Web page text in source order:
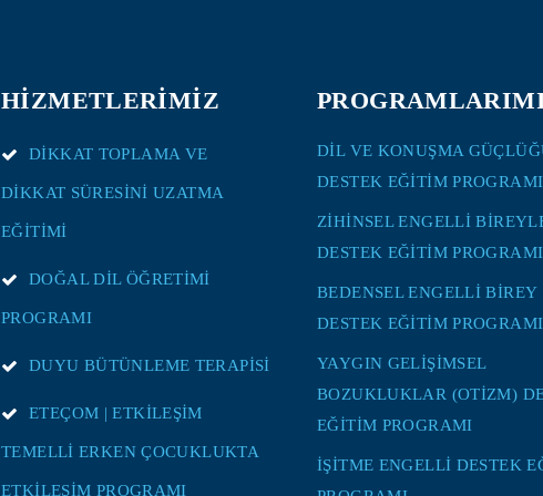
HİZMETLERİMİZ
DİKKAT TOPLAMA VE
DİKKAT SÜRESİNİ UZATMA
EĞİTİMİ
DOĞAL DİL ÖĞRETİMİ
PROGRAMI
DUYU BÜTÜNLEME TERAPİSİ
ETEÇOM | ETKİLEŞİM
TEMELLİ ERKEN ÇOCUKLUKTA
ETKİLEŞİM PROGRAMI
DİL VE KONUŞMA
DESTEK EĞİTİM PROGRAMI
ZİHİNSEL ENGELLİ
DESTEK EĞİTİM PROGRAMI
BEDENSEL ENGELLİ BİREY
DESTEK EĞİTİM PROGRAMI
YAYGIN GELİŞİMSEL
BOZUKLUKLAR (OTİZM)
EĞİTİM PROGRAMI
İŞİTME ENGELLİ DESTEK